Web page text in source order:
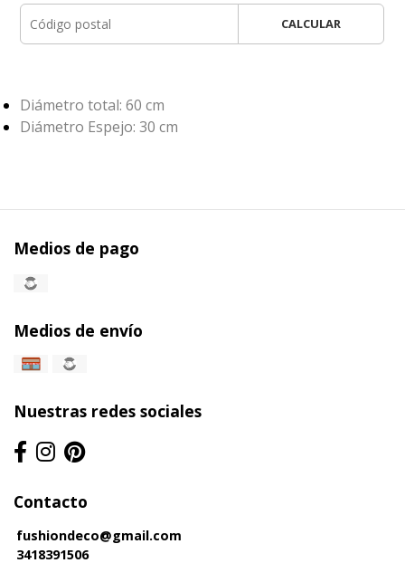
CALCULAR
Diámetro total: 60 cm
Diámetro Espejo: 30 cm
Medios de pago
Medios de envío
Nuestras redes sociales
Contacto
fushiondeco@gmail.com
3418391506